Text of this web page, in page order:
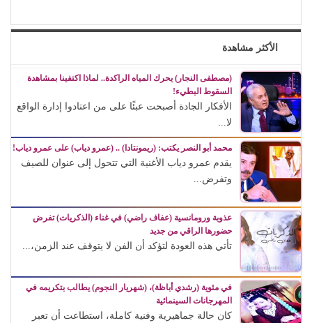
الأكثر مشاهدة
(مصطفى النجار) يحرك المياه الراكدة.. لماذا اكتفينا بمشاهدة
السقوط البطيء!
الأفكار الجادة أصبحت عبئًا على من اعتادوا إدارة الواقع
لا...
محمد أبو النصر يكتب: (ريمونتادا) .. (عمرو دياب) على عمرو دياب!
يقدم عمرو دياب الأغنية التي تتحول إلى عنوان للصيف
وتفرض...
عذوبة ورومانسية (عفاف راضي) في غناء (الذكريات) تفرض
حضورها الراقي من جديد
تأتي هذه العودة لتؤكد أن الفن لا يتوقف عند الزمن،...
في مئوية (رشدي أباظة)، (شهريار النجوم) يطالب بتكريمه في
المهرجانات السينمائية
كان حالة جماهيرية وفنية كاملة، استطاعت أن تعبر